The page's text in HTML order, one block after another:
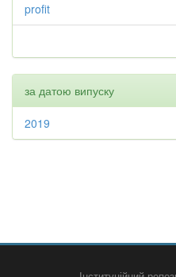
profit
за датою випуску
2019